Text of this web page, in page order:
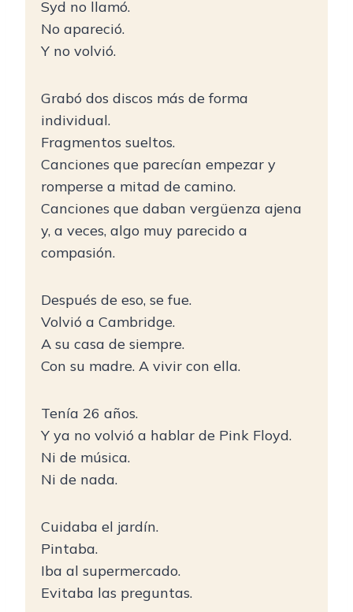
Syd no llamó.
No apareció.
Y no volvió.
Grabó dos discos más de forma
individual.
Fragmentos sueltos.
Canciones que parecían empezar y
romperse a mitad de camino.
Canciones que daban vergüenza ajena
y, a veces, algo muy parecido a
compasión.
Después de eso, se fue.
Volvió a Cambridge.
A su casa de siempre.
Con su madre. A vivir con ella.
Tenía 26 años.
Y ya no volvió a hablar de Pink Floyd.
Ni de música.
Ni de nada.
Cuidaba el jardín.
Pintaba.
Iba al supermercado.
Evitaba las preguntas.